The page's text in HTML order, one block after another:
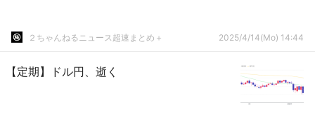
２ちゃんねるニュース超速まとめ＋ 2025/4/14(Mo) 14:44
【定期】ドル円、逝く